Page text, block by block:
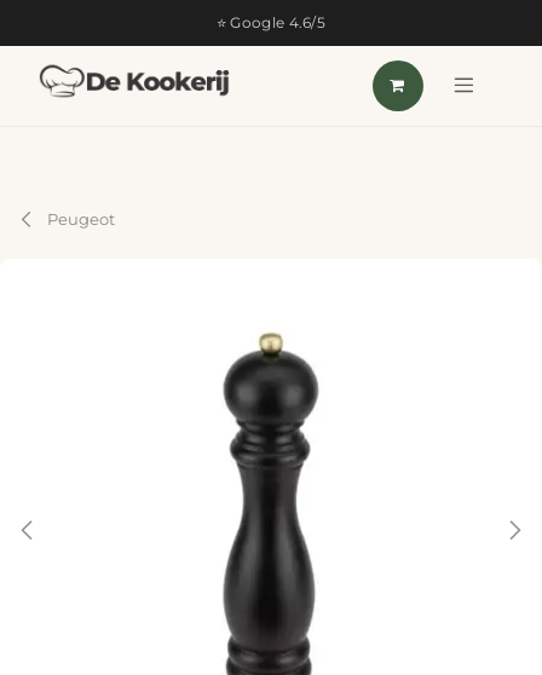
⭐ Google 4.6/5
Peugeot